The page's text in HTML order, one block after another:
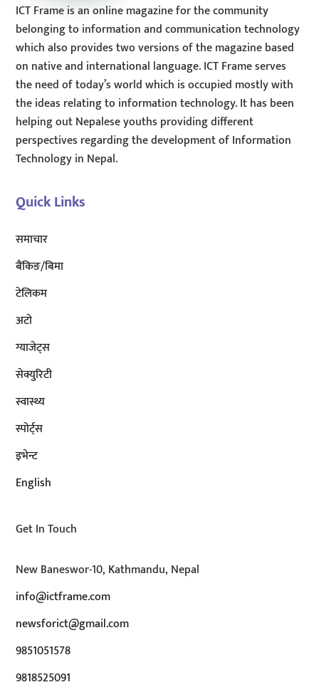
ICT Frame is an online magazine for the community
belonging to information and communication technology
which also provides two versions of the magazine based
on native and international language. ICT Frame serves
the need of today’s world which is occupied mostly with
the ideas relating to information technology. It has been
helping out Nepalese youths providing different
perspectives regarding the development of Information
Technology in Nepal.
Quick Links
समाचार
बैंकिङ/बिमा
टेलिकम
अटाे
ग्याजेट्स
सेक्युरिटी
स्वास्थ्य
स्पोर्ट्स
इभेन्ट
English
Get In Touch
New Baneswor-10, Kathmandu, Nepal
info@ictframe.com
newsforict@gmail.com
9851051578
9818525091